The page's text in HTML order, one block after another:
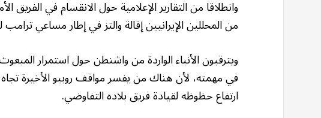
وانطلاقا من التقارير الإعلامية حول الانقسام في الفريق
من المحللين الإيرانيين إقالة والتز في إطار مساعي
ويترقبون الأنباء الواردة من واشنطن حول استمرار
في مهمته، لأن هناك من يفسر مواقف روبيو الأخيرة تجاه
ارتفاع حظوظه لقيادة فريق بلاده التفاوضي.